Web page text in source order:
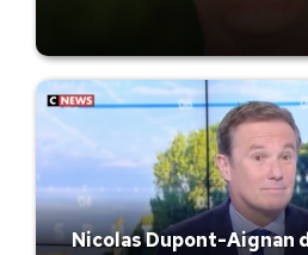
Nicolas Dupont-Aignan